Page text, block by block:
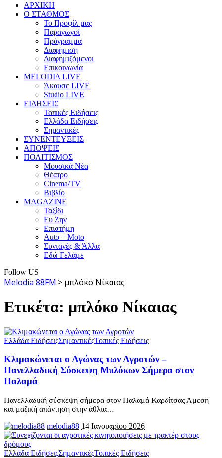
ΑΡΧΙΚΗ
Ο ΣΤΑΘΜΟΣ
Το Προφίλ μας
Παραγωγοί
Πρόγραμμα
Διαφήμιση
Διαφημιζόμενοι
Επικοινωνία
MELODIA LIVE
Άκουσε LIVE
Studio LIVE
ΕΙΔΗΣΕΙΣ
Τοπικές Ειδήσεις
Ελλάδα Ειδήσεις
Σημαντικές
ΣΥΝΕΝΤΕΥΞΕΙΣ
ΑΠΟΨΕΙΣ
ΠΟΛΙΤΙΣΜΟΣ
Μουσικά Νέα
Θέατρο
Cinema/TV
Βιβλίο
MAGAZINE
Ταξίδι
Ευ Ζην
Επιστήμη
Auto – Moto
Συνταγές & Άλλα
Εδώ Γελάμε
Follow US
Melodia 88FM > μπλόκο Νίκαιας
Ετικέτα: μπλόκο Νίκαιας
Ελλάδα ΕιδήσειςΣημαντικέςΤοπικές Ειδήσεις
Κλιμακώνεται ο Αγώνας των Αγροτών –
Πανελλαδική Σύσκεψη Μπλόκων Σήμερα στον
Παλαμά
Πανελλαδική σύσκεψη σήμερα στον Παλαμά Καρδίτσας Άμεση
και μαζική απάντηση στην άθλια…
melodia88 14 Ιανουαρίου 2026
Ελλάδα ΕιδήσειςΣημαντικέςΤοπικές Ειδήσεις